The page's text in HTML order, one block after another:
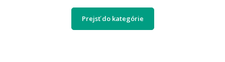
Prejsť do kategórie